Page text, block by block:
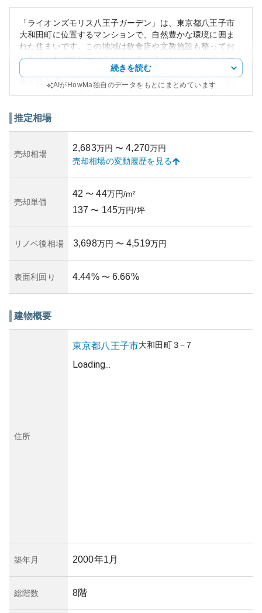
「ライオンズモリス八王子ガーデン」は、東京都八王子市
大和田町に位置するマンションで、自然豊かな環境に囲ま
れた住まいです。この地域は飲食店や文教施設も整ってお
り生活の利便性が高いエリアです。マンションの外観はモ
ダンな造りが目を引き、清潔に管理されています。また、
築年数を重ね安定した価格推移を見せており、資産性にお
懸念材料として挙げられることがあります。東京都心から
として検討する人も少なくありません。
続きを読む
AIがHowMa独自のデータをもとにまとめています
推定相場
売却相場
2,683万円 〜 4,270万円
売却相場の変動履歴を見る
売却単価
42 〜 44万円/m²
137 〜 145万円/坪
リノベ後相場 3,698万円 〜 4,519万円
表面利回り 4.44% 〜 6.66%
建物概要
住所
東京都八王子市大和田町３−７
Loading...
築年月 2000年1月
総階数 8階